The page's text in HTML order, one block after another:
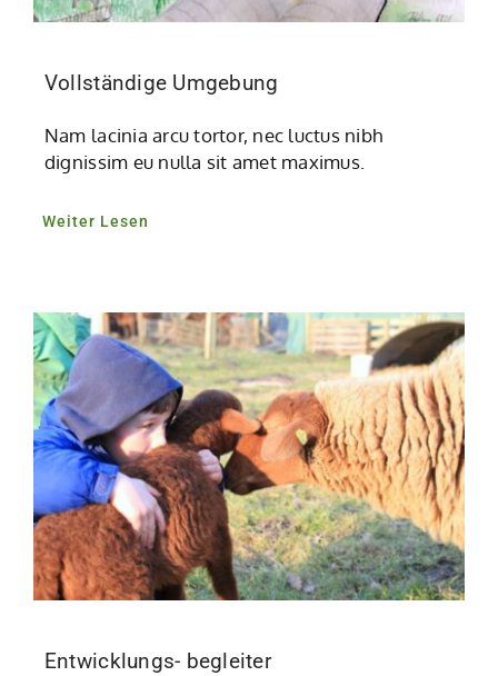
Vollständige Umgebung
Nam lacinia arcu tortor, nec luctus nibh
dignissim eu nulla sit amet maximus.
Weiter Lesen
Entwicklungs- begleiter